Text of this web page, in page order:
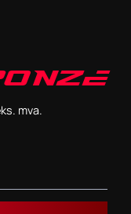
mva.